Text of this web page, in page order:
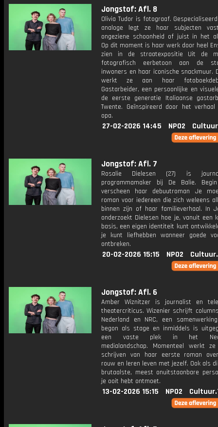
Jongstof: Afl. 8
Olivia Tudor is fotograaf.
analoge legt ze haar subjecten
ongeziene schoonheid of juist in het
Op dit moment is haar werk door heel
zien in de straatexpositie Uit de
fotografisch eerbetoon aan de
inwoners en haar iconische snackmuur.
werkt ze aan haar
Gastarbeider, een persoonlijke en
de eerste generatie Italiaanse
Twente. Geïnspireerd door het
opa.
27-02-2026 14:45 NPO2
Jongstof: Afl. 7
Rosalie Dielesen (27) is
programmamaker bij De Balie.
verscheen haar debuutroman Je
roman voor iedereen die zich weleens
binnen zijn of haar familieverhaal. In
onderzoekt Dielesen hoe je, vanuit een
basis, een eigen identiteit kunt
je kunt liefhebben wanneer goede
ontbreken.
20-02-2026 15:15 NPO2
Jongstof: Afl. 6
Amber Wiznitzer is journalist en
theatercriticus. Wizenier schrijft
Nederland en NRC, een
begon als stage en inmiddels is
een vaste plek in het
medialandschap. Momenteel werkt
schrijven van haar eerste roman
rouw en leren leven met jezelf. Ook als
brutaalste, meest onuitstaanbare
je ooit hebt ontmoet.
13-02-2026 15:15 NPO2